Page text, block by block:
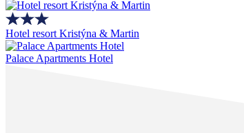
Hotel resort Kristýna & Martin
Palace Apartments Hotel